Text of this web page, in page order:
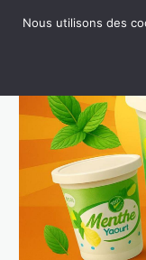
Nous utilisons des